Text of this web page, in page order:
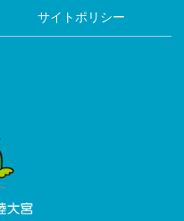
サイトポリシー